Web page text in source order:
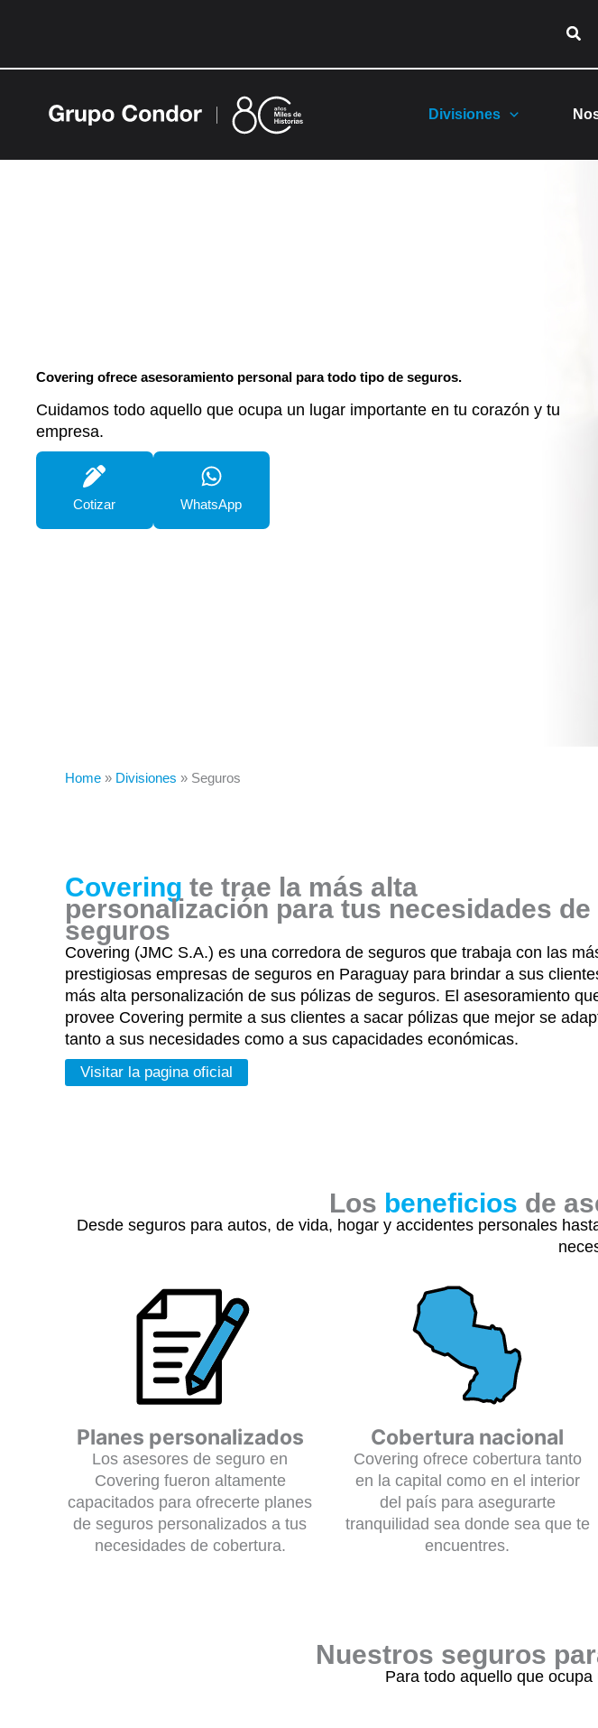
Divisiones
Covering ofrece asesoramiento personal para todo tipo de seguros.
Cuidamos todo aquello que ocupa un lugar importante en tu corazón y tu
empresa.
Cotizar WhatsApp
Home » Divisiones » Seguros
Covering te trae la más alta
personalización para tus necesidades de
seguros
Covering (JMC S.A.) es una corredora de seguros que trabaja con las
prestigiosas empresas de seguros en Paraguay para brindar a sus
más alta personalización de sus pólizas de seguros. El asesoramiento
provee Covering permite a sus clientes a sacar pólizas que mejor se
tanto a sus necesidades como a sus capacidades económicas.
Visitar la pagina oficial
Los beneficios de
Desde seguros para autos, de vida, hogar y accidentes personales
Planes personalizados
Los asesores de seguro en
Covering fueron altamente
capacitados para ofrecerte planes
de seguros personalizados a tus
necesidades de cobertura.
Cobertura nacional
Covering ofrece cobertura tanto
en la capital como en el interior
del país para asegurarte
tranquilidad sea donde sea que te
encuentres.
Nuestros seguros
Para todo aquello que